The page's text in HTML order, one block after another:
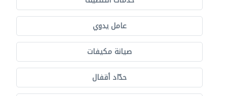
عامل يدوي
صيانة مكيفات
حدّاد أقفال